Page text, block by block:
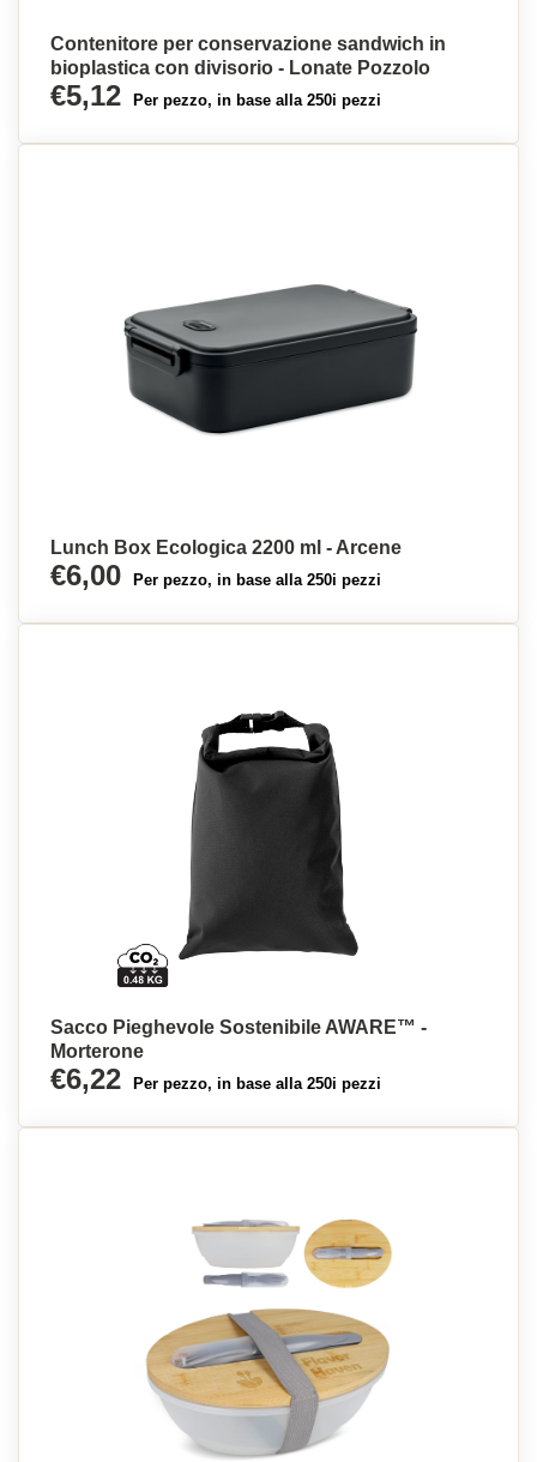
Contenitore per conservazione sandwich in
bioplastica con divisorio - Lonate Pozzolo
€5,12 Per pezzo, in base alla 250i pezzi
Lunch Box Ecologica 2200 ml - Arcene
€6,00 Per pezzo, in base alla 250i pezzi
Sacco Pieghevole Sostenibile AWARE™ -
Morterone
€6,22 Per pezzo, in base alla 250i pezzi